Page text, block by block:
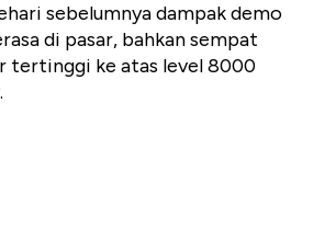
sebelumnya dampak demo
di pasar, bahkan sempat
tertinggi ke atas level 8000